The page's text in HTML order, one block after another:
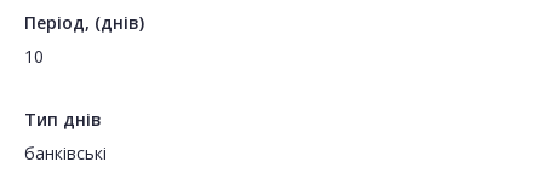
Період, (днів)
10
Тип днів
банківські